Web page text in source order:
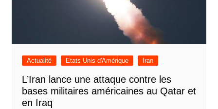
Actualité Etats Unis d'Amérique Iran
L’Iran lance une attaque contre les
bases militaires américaines au Qatar et
en Iraq